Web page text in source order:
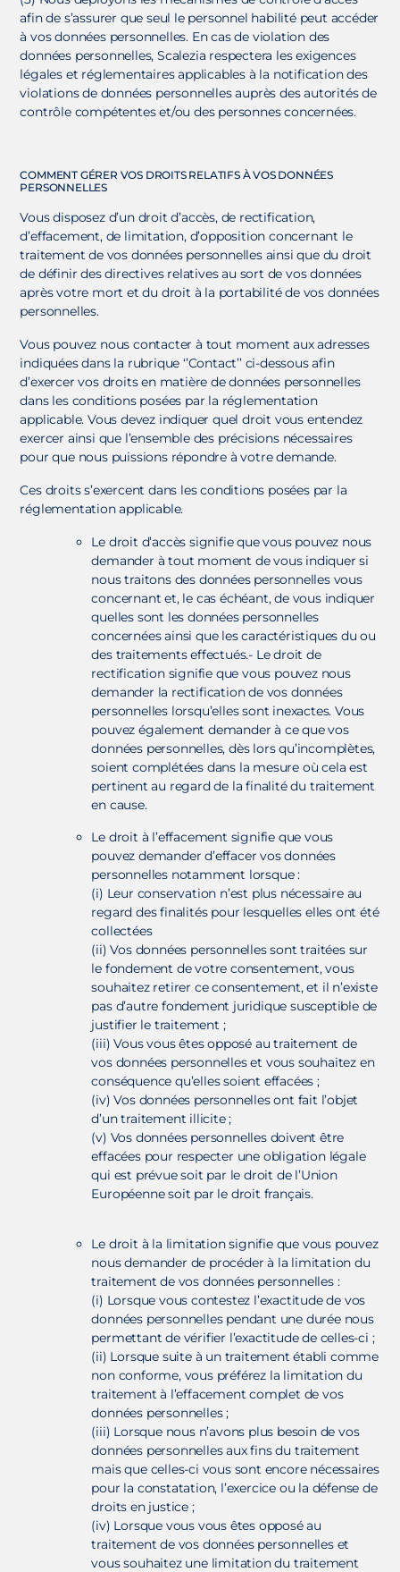
afin de s’assurer que seul le personnel habilité peut accéder
à vos données personnelles. En cas de violation des
données personnelles, Scalezia respectera les exigences
légales et réglementaires applicables à la notification des
violations de données personnelles auprès des autorités de
contrôle compétentes et/ou des personnes concernées.
COMMENT GÉRER VOS DROITS RELATIFS À VOS DONNÉES
PERSONNELLES
Vous disposez d’un droit d’accès, de rectification,
d’effacement, de limitation, d’opposition concernant le
traitement de vos données personnelles ainsi que du droit
de définir des directives relatives au sort de vos données
après votre mort et du droit à la portabilité de vos données
personnelles.
Vous pouvez nous contacter à tout moment aux adresses
indiquées dans la rubrique ‘’Contact’’ ci-dessous afin
d’exercer vos droits en matière de données personnelles
dans les conditions posées par la réglementation
applicable. Vous devez indiquer quel droit vous entendez
exercer ainsi que l’ensemble des précisions nécessaires
pour que nous puissions répondre à votre demande.
Ces droits s’exercent dans les conditions posées par la
réglementation applicable.
Le droit d’accès signifie que vous pouvez nous
demander à tout moment de vous indiquer si
nous traitons des données personnelles vous
concernant et, le cas échéant, de vous indiquer
quelles sont les données personnelles
concernées ainsi que les caractéristiques du ou
des traitements effectués.- Le droit de
rectification signifie que vous pouvez nous
demander la rectification de vos données
personnelles lorsqu’elles sont inexactes. Vous
pouvez également demander à ce que vos
données personnelles, dès lors qu’incomplètes,
soient complétées dans la mesure où cela est
pertinent au regard de la finalité du traitement
en cause.
Le droit à l’effacement signifie que vous
pouvez demander d’effacer vos données
personnelles notamment lorsque :
(i) Leur conservation n’est plus nécessaire au
regard des finalités pour lesquelles elles ont été
collectées
(ii) Vos données personnelles sont traitées sur
le fondement de votre consentement, vous
souhaitez retirer ce consentement, et il n’existe
pas d’autre fondement juridique susceptible de
justifier le traitement ;
(iii) Vous vous êtes opposé au traitement de
vos données personnelles et vous souhaitez en
conséquence qu’elles soient effacées ;
(iv) Vos données personnelles ont fait l’objet
d’un traitement illicite ;
(v) Vos données personnelles doivent être
effacées pour respecter une obligation légale
qui est prévue soit par le droit de l’Union
Européenne soit par le droit français.
Le droit à la limitation signifie que vous pouvez
nous demander de procéder à la limitation du
traitement de vos données personnelles :
(i) Lorsque vous contestez l’exactitude de vos
données personnelles pendant une durée nous
permettant de vérifier l’exactitude de celles-ci ;
(ii) Lorsque suite à un traitement établi comme
non conforme, vous préférez la limitation du
traitement à l’effacement complet de vos
données personnelles ;
(iii) Lorsque nous n’avons plus besoin de vos
données personnelles aux fins du traitement
mais que celles-ci vous sont encore nécessaires
pour la constatation, l’exercice ou la défense de
droits en justice ;
(iv) Lorsque vous vous êtes opposé au
traitement de vos données personnelles et
vous souhaitez une limitation du traitement